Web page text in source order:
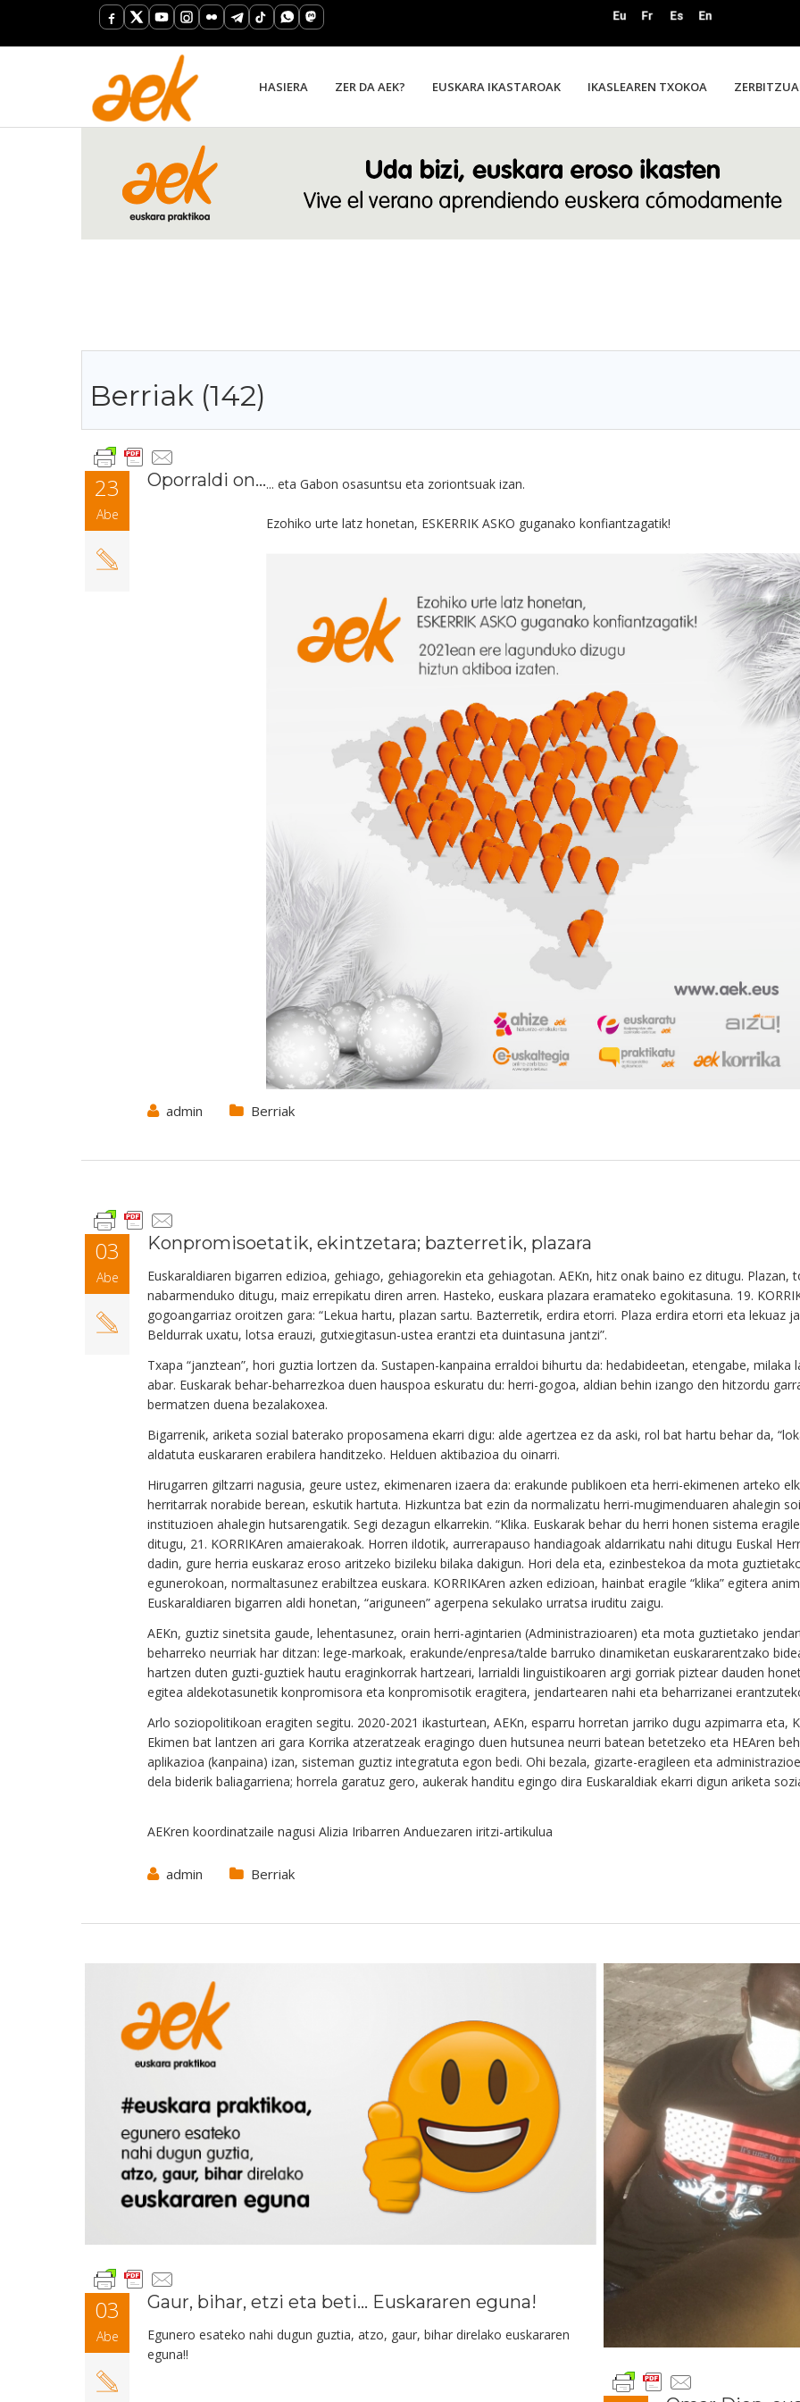
HASIERA ZER DA AEK? EUSKARA IKASTAROAK IKASLEAREN TXOKOA
Berriak (142)
23
Abe
Oporraldi on...... eta Gabon osasuntsu eta zoriontsuak izan.
Ezohiko urte latz honetan, ESKERRIK ASKO guganako konfiantzagatik!
admin Berriak
03
Abe
Konpromisoetatik, ekintzetara; bazterretik, plazara
Euskaraldiaren bigarren edizioa, gehiago, gehiagorekin eta gehiagotan. AEKn, hitz onak baino ez ditugu.
nabarmenduko ditugu, maiz errepikatu diren arren. Hasteko, euskara plazara eramateko egokitasuna. 19.
gogoangarriaz oroitzen gara: “Lekua hartu, plazan sartu. Bazterretik, erdira etorri. Plaza erdira etorri eta lekuaz
Beldurrak uxatu, lotsa erauzi, gutxiegitasun-ustea erantzi eta duintasuna jantzi”.
Txapa “janztean”, hori guztia lortzen da. Sustapen-kanpaina erraldoi bihurtu da: hedabideetan, etengabe,
abar. Euskarak behar-beharrezkoa duen hauspoa eskuratu du: herri-gogoa, aldian behin izango den hitzordu
bermatzen duena bezalakoxea.
Bigarrenik, ariketa sozial baterako proposamena ekarri digu: alde agertzea ez da aski, rol bat hartu behar da,
aldatuta euskararen erabilera handitzeko. Helduen aktibazioa du oinarri.
Hirugarren giltzarri nagusia, geure ustez, ekimenaren izaera da: erakunde publikoen eta herri-ekimenen arteko
herritarrak norabide berean, eskutik hartuta. Hizkuntza bat ezin da normalizatu herri-mugimenduaren ahalegin
instituzioen ahalegin hutsarengatik. Segi dezagun elkarrekin. “Klika. Euskarak behar du herri honen sistema
ditugu, 21. KORRIKAren amaierakoak. Horren ildotik, aurrerapauso handiagoak aldarrikatu nahi ditugu Euskal
dadin, gure herria euskaraz eroso aritzeko bizileku bilaka dakigun. Hori dela eta, ezinbestekoa da mota
egunerokoan, normaltasunez erabiltzea euskara. KORRIKAren azken edizioan, hainbat eragile “klika” egitera
Euskaraldiaren bigarren aldi honetan, “ariguneen” agerpena sekulako urratsa iruditu zaigu.
AEKn, guztiz sinetsita gaude, lehentasunez, orain herri-agintarien (Administrazioaren) eta mota guztietako
beharreko neurriak har ditzan: lege-markoak, erakunde/enpresa/talde barruko dinamiketan euskararentzako
hartzen duten guzti-guztiek hautu eraginkorrak hartzeari, larrialdi linguistikoaren argi gorriak piztear dauden
egitea aldekotasunetik konpromisora eta konpromisotik eragitera, jendartearen nahi eta beharrizanei
Arlo soziopolitikoan eragiten segitu. 2020-2021 ikasturtean, AEKn, esparru horretan jarriko dugu azpimarra eta,
Ekimen bat lantzen ari gara Korrika atzeratzeak eragingo duen hutsunea neurri batean betetzeko eta HEAren
aplikazioa (kanpaina) izan, sisteman guztiz integratuta egon bedi. Ohi bezala, gizarte-eragileen eta
dela biderik baliagarriena; horrela garatuz gero, aukerak handitu egingo dira Euskaraldiak ekarri digun ariketa
AEKren koordinatzaile nagusi Alizia Iribarren Anduezaren iritzi-artikulua
admin Berriak
03
Abe
Gaur, bihar, etzi eta beti... Euskararen eguna!
Egunero esateko nahi dugun guztia, atzo, gaur, bihar direlako euskararen
eguna!!